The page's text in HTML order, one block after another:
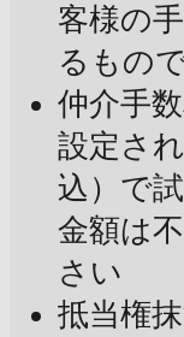
客様の
るもの
仲介手
設定さ
込）で
金額は
さい
抵当権